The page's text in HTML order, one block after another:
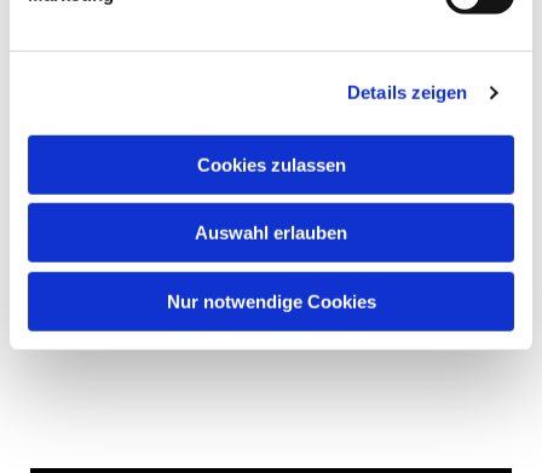
Details zeigen
Cookies zulassen
Auswahl erlauben
Nur notwendige Cookies